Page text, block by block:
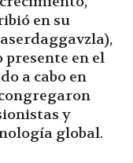
en su
presente en el
a cabo en
y
global.